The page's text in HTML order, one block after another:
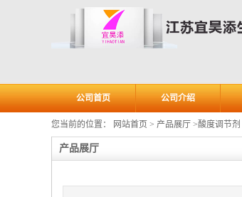
公司首页 公司介绍
您当前的位置： 网站首页 > 产品展厅 >酸度调节剂
产品展厅